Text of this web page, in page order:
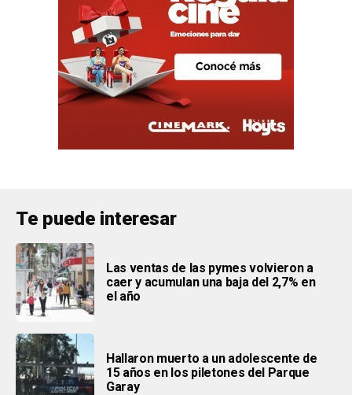
Te puede interesar
Las ventas de las pymes volvieron a
caer y acumulan una baja del 2,7% en
el año
Hallaron muerto a un adolescente de
15 años en los piletones del Parque
Garay